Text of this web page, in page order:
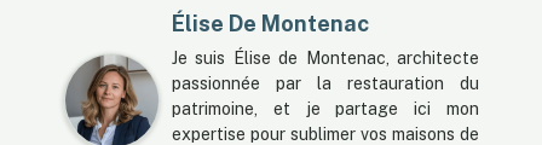
Élise De Montenac
Je suis Élise de Montenac, architecte
passionnée par la restauration du
patrimoine, et je partage ici mon
expertise pour sublimer vos maisons de